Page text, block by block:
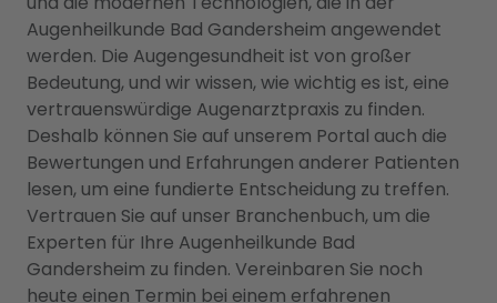
Augenheilkunde Bad Gandersheim angewendet
werden. Die Augengesundheit ist von großer
Bedeutung, und wir wissen, wie wichtig es ist, eine
vertrauenswürdige Augenarztpraxis zu finden.
Deshalb können Sie auf unserem Portal auch die
Bewertungen und Erfahrungen anderer Patienten
lesen, um eine fundierte Entscheidung zu treffen.
Vertrauen Sie auf unser Branchenbuch, um die
Experten für Ihre Augenheilkunde Bad
Gandersheim zu finden. Vereinbaren Sie noch
heute einen Termin bei einem erfahrenen